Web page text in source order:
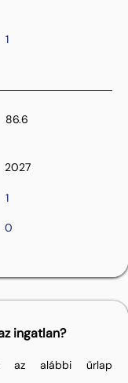
1
86.6
2027
1
0
ingatlan?
az alábbi űrlap